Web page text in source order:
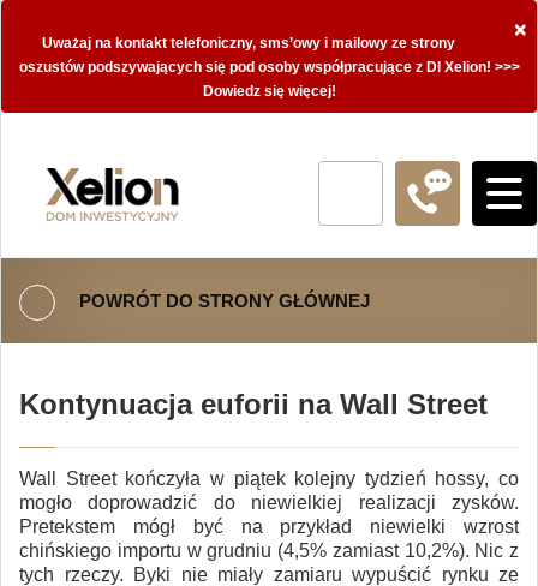
×
Uważaj na kontakt telefoniczny, sms’owy i mailowy ze strony
oszustów podszywających się pod osoby współpracujące z DI Xelion! >>>
Dowiedz się więcej!
POWRÓT DO STRONY GŁÓWNEJ
Kontynuacja euforii na Wall Street
Wall Street kończyła w piątek kolejny tydzień hossy, co
mogło doprowadzić do niewielkiej realizacji zysków.
Pretekstem mógł być na przykład niewielki wzrost
chińskiego importu w grudniu (4,5% zamiast 10,2%). Nic z
tych rzeczy. Byki nie miały zamiaru wypuścić rynku ze